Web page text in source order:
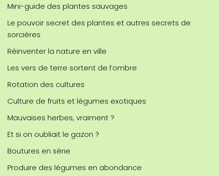
Mini-guide des plantes sauvages
Le pouvoir secret des plantes et autres secrets de
sorcières
Réinventer la nature en ville
Les vers de terre sortent de l’ombre
Rotation des cultures
Culture de fruits et légumes exotiques
Mauvaises herbes, vraiment ?
Et si on oubliait le gazon ?
Boutures en série
Produire des légumes en abondance